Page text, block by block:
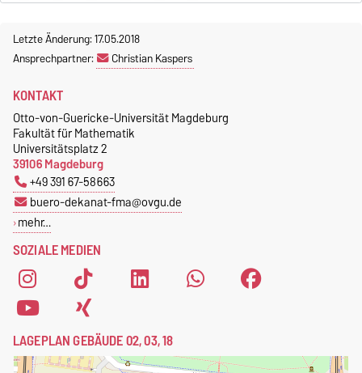
Letzte Änderung: 17.05.2018
Ansprechpartner:
Christian Kaspers
SOZIALE MEDIEN
KONTAKT
Otto-von-Guericke-Universität Magdeburg
Fakultät für Mathematik
Universitätsplatz 2
39106 Magdeburg
+49 391 67-58663
buero-dekanat-fma@ovgu.de
mehr…
LAGEPLAN GEBÄUDE 02, 03, 18